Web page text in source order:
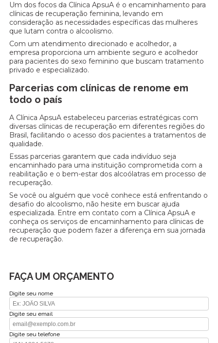
Um dos focos da Clínica ApsuA é o encaminhamento para
clínicas de recuperação feminina, levando em
consideração as necessidades específicas das mulheres
que lutam contra o alcoolismo.
Com um atendimento direcionado e acolhedor, a
empresa proporciona um ambiente seguro e acolhedor
para pacientes do sexo feminino que buscam tratamento
privado e especializado.
Parcerias com clínicas de renome em
todo o país
A Clínica ApsuA estabeleceu parcerias estratégicas com
diversas clínicas de recuperação em diferentes regiões do
Brasil, facilitando o acesso dos pacientes a tratamentos de
qualidade.
Essas parcerias garantem que cada indivíduo seja
encaminhado para uma instituição comprometida com a
reabilitação e o bem-estar dos alcoólatras em processo de
recuperação.
Se você ou alguém que você conhece está enfrentando o
desafio do alcoolismo, não hesite em buscar ajuda
especializada. Entre em contato com a Clínica ApsuA e
conheça os serviços de encaminhamento para clínicas de
recuperação que podem fazer a diferença em sua jornada
de recuperação.
FAÇA UM ORÇAMENTO
Digite seu nome
Digite seu email
Digite seu telefone